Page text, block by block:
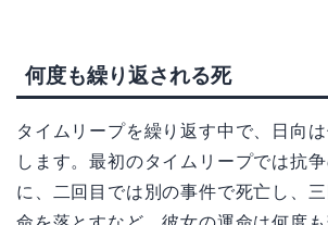
何度も繰り返される死
タイムリープを繰り返す中で、日向
します。最初のタイムリープでは抗
に、二回目では別の事件で死亡し、